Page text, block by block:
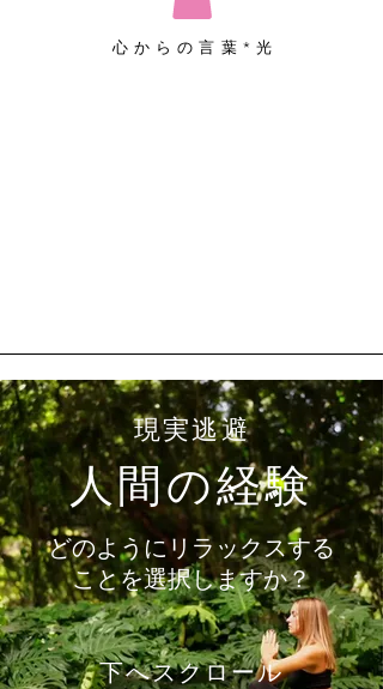
心からの言葉*光
現実逃避
人間の経験
どのようにリラックスする
ことを選択しますか？
下へスクロール